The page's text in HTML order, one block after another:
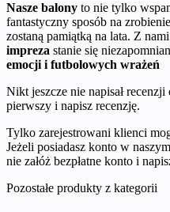
Nasze balony to nie tylko
fantastyczny sposób na
zostaną pamiątką na lata. Z
impreza stanie się
emocji i futbolowych wrażeń
Nikt jeszcze nie napisał
pierwszy i napisz recenzję.
Tylko zarejestrowani klienci
Jeżeli posiadasz konto w
nie załóż bezpłatne konto i
Pozostałe produkty z kategorii